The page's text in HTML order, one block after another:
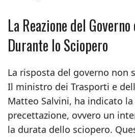
La Reazione del
Durante lo Sciopero
La risposta del governo non
Il ministro dei Trasporti e
Matteo Salvini, ha indicato
precettazione, ovvero un
la durata dello sciopero.